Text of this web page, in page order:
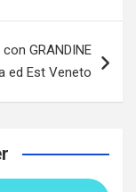
GRANDINE
ed Est Veneto